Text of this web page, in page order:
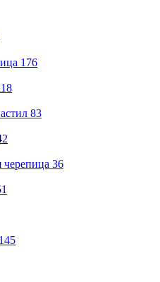
176
83
черепица 36
145